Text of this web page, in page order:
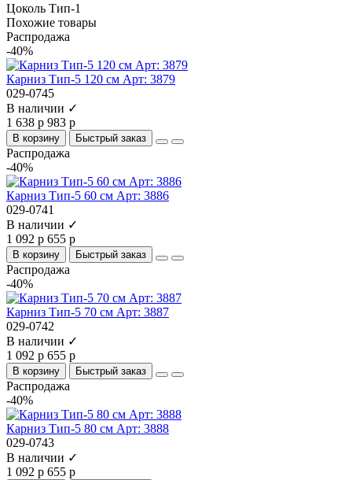
Цоколь Тип-1
Похожие товары
Распродажа
-40%
Карниз Тип-5 120 см Арт: 3879
029-0745
В наличии ✓
1 638 р 983 р
В корзину Быстрый заказ
Распродажа
-40%
Карниз Тип-5 60 см Арт: 3886
029-0741
В наличии ✓
1 092 р 655 р
В корзину Быстрый заказ
Распродажа
-40%
Карниз Тип-5 70 см Арт: 3887
029-0742
В наличии ✓
1 092 р 655 р
В корзину Быстрый заказ
Распродажа
-40%
Карниз Тип-5 80 см Арт: 3888
029-0743
В наличии ✓
1 092 р 655 р